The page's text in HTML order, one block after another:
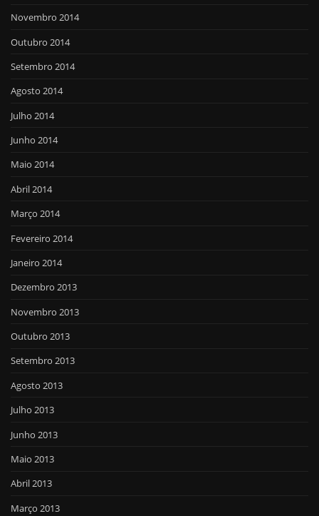
Novembro 2014
Outubro 2014
Setembro 2014
Agosto 2014
Julho 2014
Junho 2014
Maio 2014
Abril 2014
Março 2014
Fevereiro 2014
Janeiro 2014
Dezembro 2013
Novembro 2013
Outubro 2013
Setembro 2013
Agosto 2013
Julho 2013
Junho 2013
Maio 2013
Abril 2013
Março 2013